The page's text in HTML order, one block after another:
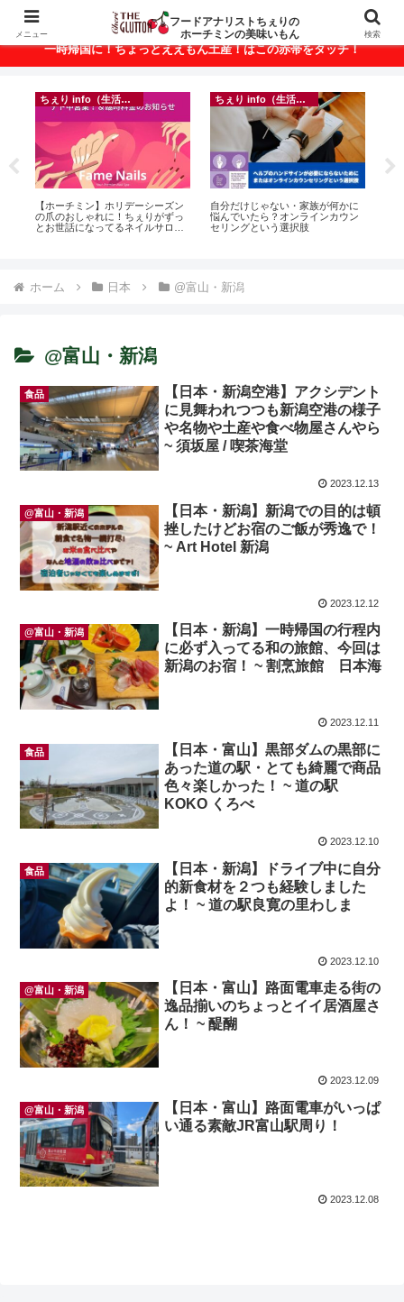
ベトナム・ホーチミンの美味いもんが満載！
一時帰国に！ちょっとええもん土産！はこの赤帯をタッチ！
ちぇり info（生活情報）
【ホーチミン】ホリデーシーズン
の爪のおしゃれに！ちぇりがずっ
とお世話になってるネイルサロン
ちぇり info（生活情報）
自分だけじゃない・家族が何かに
悩んでいたら？オンラインカウン
セリングという選択肢
ホーム 日本 @富山・新潟
@富山・新潟
食品
【日本・新潟空港】アクシデント
に見舞われつつも新潟空港の様子
や名物や土産や食べ物屋さんやら
~ 須坂屋 / 喫茶海堂
2023.12.13
@富山・新潟
【日本・新潟】新潟での目的は頓
挫したけどお宿のご飯が秀逸で！
~ Art Hotel 新潟
2023.12.12
@富山・新潟
【日本・新潟】一時帰国の行程内
に必ず入ってる和の旅館、今回は
新潟のお宿！ ~ 割烹旅館 日本海
2023.12.11
食品
【日本・富山】黒部ダムの黒部に
あった道の駅・とても綺麗で商品
色々楽しかった！ ~ 道の駅
KOKO くろべ
2023.12.10
食品
【日本・新潟】ドライブ中に自分
的新食材を２つも経験しました
よ！ ~ 道の駅良寛の里わしま
2023.12.10
@富山・新潟
【日本・富山】路面電車走る街の
逸品揃いのちょっとイイ居酒屋さ
ん！ ~ 醍醐
2023.12.09
@富山・新潟
【日本・富山】路面電車がいっぱ
い通る素敵JR富山駅周り！
2023.12.08
メニュー
フードアナリストちぇりの
ホーチミンの美味いもん
検索